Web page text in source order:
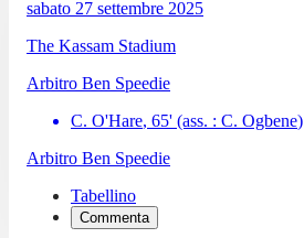
sabato 27 settembre 2025
The Kassam Stadium
Arbitro Ben Speedie
C. O'Hare, 65' (ass. : C. Ogbene)
Arbitro Ben Speedie
Tabellino
Commenta